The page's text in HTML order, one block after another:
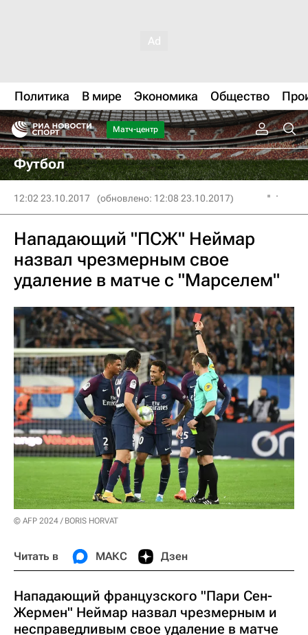
Политика В мире Экономика Общество
Матч-центр
Футбол
12:02 23.10.2017 (обновлено: 12:08 23.10.2017)
Нападающий "ПСЖ" Неймар
назвал чрезмерным свое
удаление в матче с "Марселем"
© AFP 2024 / BORIS HORVAT
Читать в МАКС Дзен
Нападающий французского "Пари Сен-
Жермен" Неймар назвал чрезмерным и
несправедливым свое удаление в матче